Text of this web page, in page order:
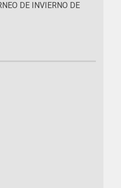
DE INVIERNO DE